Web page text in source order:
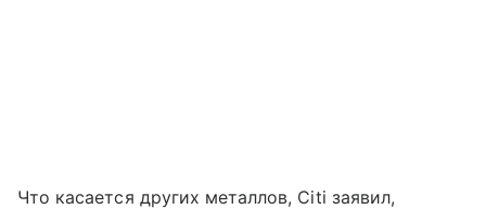
Что касается других металлов, Citi заявил,